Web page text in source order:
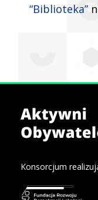
“Biblioteka”
Konsorcjum